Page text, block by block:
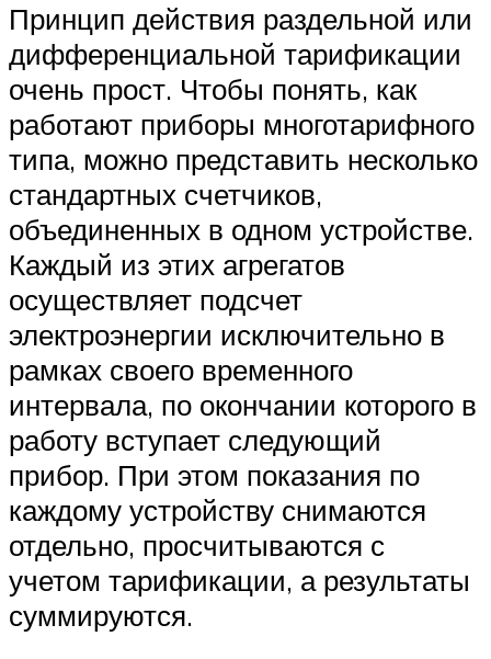
Принцип действия раздельной или
дифференциальной тарификации
очень прост. Чтобы понять, как
работают приборы многотарифного
типа, можно представить несколько
стандартных счетчиков,
объединенных в одном устройстве.
Каждый из этих агрегатов
осуществляет подсчет
электроэнергии исключительно в
рамках своего временного
интервала, по окончании которого в
работу вступает следующий
прибор. При этом показания по
каждому устройству снимаются
отдельно, просчитываются с
учетом тарификации, а результаты
суммируются.